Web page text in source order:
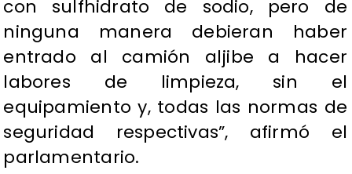
con sulfhidrato de sodio, pero de
ninguna manera debieran haber
entrado al camión aljibe a hacer
labores de limpieza, sin el
equipamiento y, todas las normas de
seguridad respectivas”, afirmó el
parlamentario.